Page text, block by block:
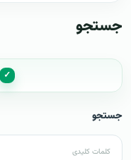
جستجو
✓
جستجو